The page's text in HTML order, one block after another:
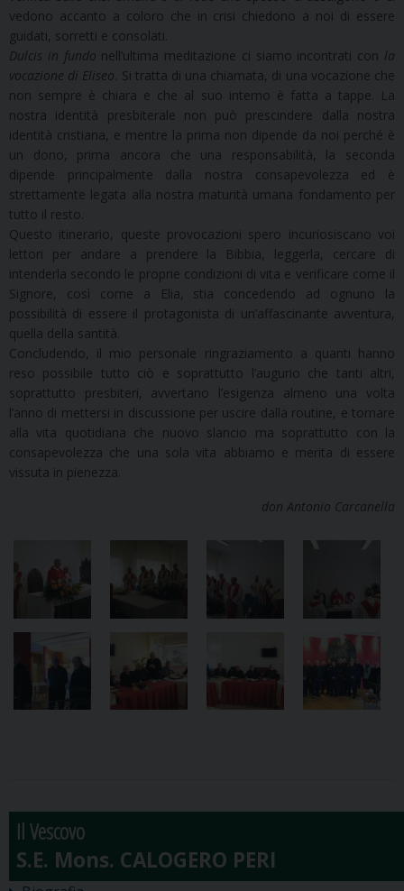
vedono accanto a coloro che in crisi chiedono a noi di essere
guidati, sorretti e consolati.
Dulcis in fundo nell’ultima meditazione ci siamo incontrati con la
vocazione di Eliseo . Si tratta di una chiamata, di una vocazione che
non sempre è chiara e che al suo interno è fatta a tappe. La
nostra identità presbiterale non può prescindere dalla nostra
identità cristiana, e mentre la prima non dipende da noi perché è
un dono, prima ancora che una responsabilità, la seconda
dipende principalmente dalla nostra consapevolezza ed è
strettamente legata alla nostra maturità umana fondamento per
tutto il resto.
Questo itinerario, queste provocazioni spero incuriosiscano voi
lettori per andare a prendere la Bibbia, leggerla, cercare di
intenderla secondo le proprie condizioni di vita e verificare come il
Signore, così come a Elia, stia concedendo ad ognuno la
possibilità di essere il protagonista di un’affascinante avventura,
quella della santità.
Concludendo, il mio personale ringraziamento a quanti hanno
reso possibile tutto ciò e soprattutto l’augurio che tanti altri,
soprattutto presbiteri, avvertano l’esigenza almeno una volta
l’anno di mettersi in discussione per uscire dalla routine, e tornare
alla vita quotidiana che nuovo slancio ma soprattutto con la
consapevolezza che una sola vita abbiamo e merita di essere
vissuta in pienezza.
don Antonio Carcanella
Il Vescovo